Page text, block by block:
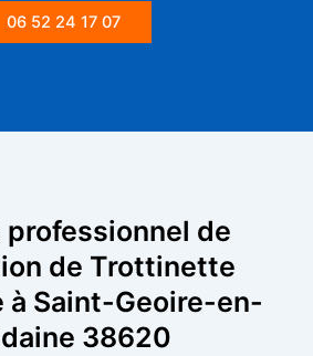
06 52 24 17 07
professionnel de
de Trottinette
à Saint-Geoire-en-
38620